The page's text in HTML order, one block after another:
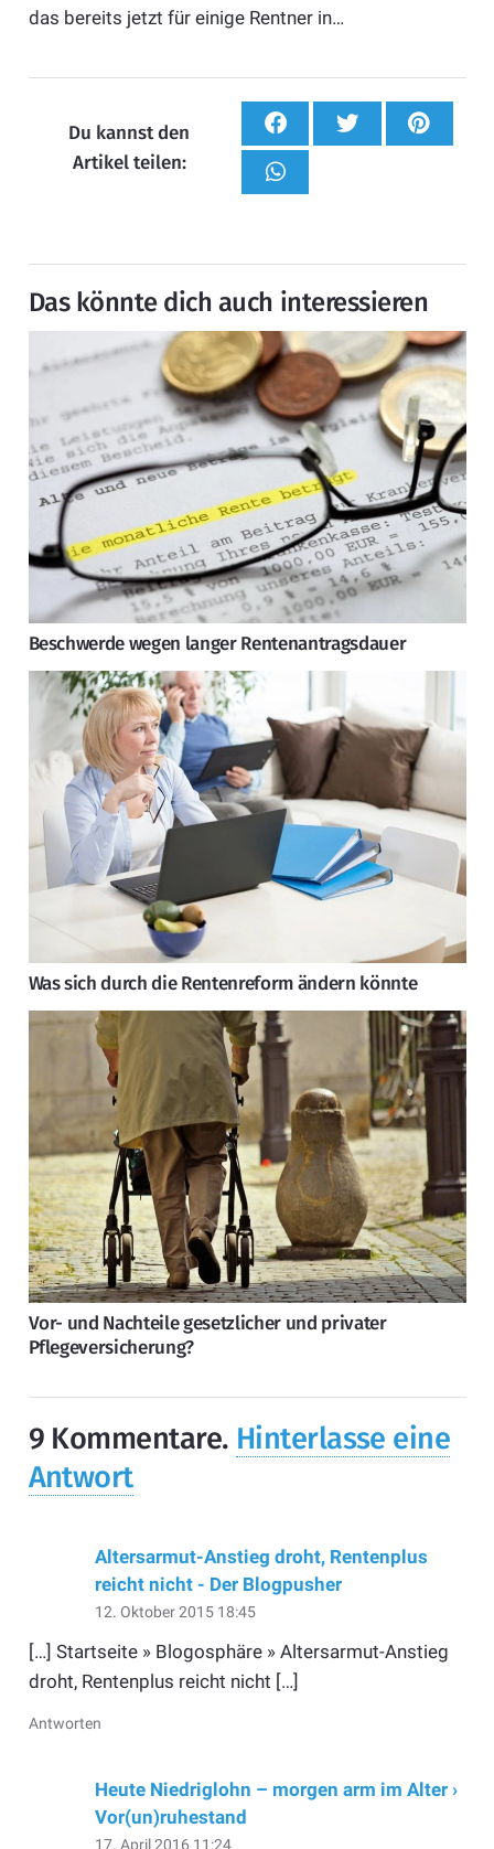
das bereits jetzt für einige Rentner in…
Du kannst den
Artikel teilen:
Das könnte dich auch interessieren
Beschwerde wegen langer Rentenantragsdauer
Was sich durch die Rentenreform ändern könnte
Vor- und Nachteile gesetzlicher und privater
Pflegeversicherung?
9 Kommentare. Hinterlasse eine
Antwort
Altersarmut-Anstieg droht, Rentenplus
reicht nicht - Der Blogpusher
12. Oktober 2015 18:45
[…] Startseite » Blogosphäre » Altersarmut-Anstieg
droht, Rentenplus reicht nicht […]
Antworten
Heute Niedriglohn – morgen arm im Alter ›
Vor(un)ruhestand
17. April 2016 11:24